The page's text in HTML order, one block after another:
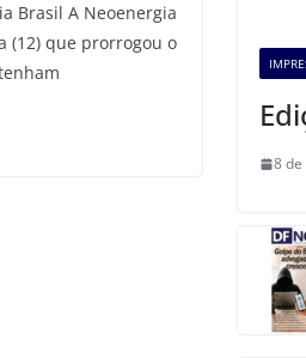
Brasil A Neoenergia
(12) que prorrogou o
8